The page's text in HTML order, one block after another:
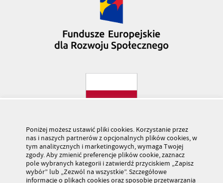
Poniżej możesz ustawić pliki cookies. Korzystanie przez
nas i naszych partnerów z opcjonalnych plików cookies, w
tym analitycznych i marketingowych, wymaga Twojej
zgody. Aby zmienić preferencje plików cookie, zaznacz
pole wybranych kategorii i zatwierdź przyciskiem „Zapisz
wybór” lub „Zezwól na wszystkie”. Szczegółowe
informacje o plikach cookies oraz sposobie przetwarzania